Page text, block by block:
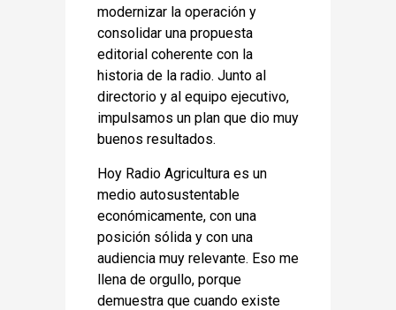
modernizar la operación y
consolidar una propuesta
editorial coherente con la
historia de la radio. Junto al
directorio y al equipo ejecutivo,
impulsamos un plan que dio muy
buenos resultados.
Hoy Radio Agricultura es un
medio autosustentable
económicamente, con una
posición sólida y con una
audiencia muy relevante. Eso me
llena de orgullo, porque
demuestra que cuando existe